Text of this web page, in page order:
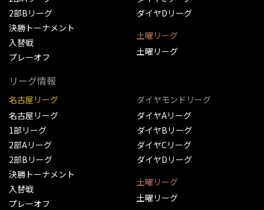
2部Bリーグ
決勝トーナメント
入替戦
プレーオフ
ダイヤDリーグ
土曜リーグ
土曜リーグ
リーグ情報
名古屋リーグ
名古屋リーグ
1部リーグ
2部Aリーグ
2部Bリーグ
決勝トーナメント
入替戦
プレーオフ
ダイヤモンドリーグ
ダイヤAリーグ
ダイヤBリーグ
ダイヤCリーグ
ダイヤDリーグ
土曜リーグ
土曜リーグ